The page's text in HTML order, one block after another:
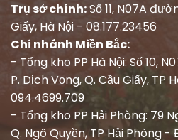
Trụ sở chính:Số 11, N07A
Giấy, Hà Nội - 08.177.23456
Chi nhánh Miền Bắc:
- Tổng kho PP Hà Nội: Số 10,
P. Dịch Vọng, Q. Cầu Giấy, TP
094.4699.709
- Tổng kho PP Hải Phòng: 79
Q. Ngô Quyền, TP Hải Phòng -